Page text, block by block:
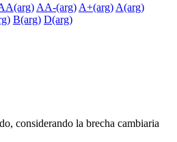
AA-(arg) A+(arg) A(arg)
B(arg) D(arg)
considerando la brecha cambiaria